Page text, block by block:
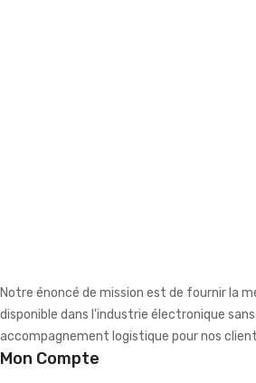
Notre énoncé de mission est de fournir la
disponible dans l'industrie électronique
accompagnement logistique pour nos
Mon Compte